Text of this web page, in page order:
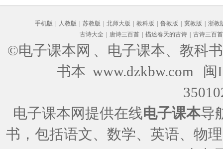
手机版 人教版 苏教版 北师大版 教科版 鲁教版 冀教版
浙教
古诗大全
唐诗三百首 描述春天的古诗 古诗三百首
©电子课本网 、电子课本、教科
书本 www.dzkbw.com
闽
电子课本网提供在线电子课本导
书，包括语文、数学、英语、物